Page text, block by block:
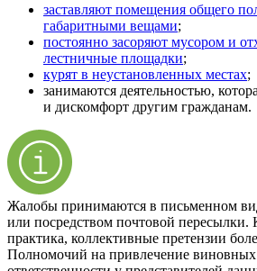
заставляют помещения общего
габаритными вещами;
постоянно засоряют мусором и
лестничные площадки;
курят в неустановленных местах;
занимаются деятельностью,
и дискомфорт другим гражданам.
Жалобы принимаются в письменном
или посредством почтовой пересылки.
практика, коллективные претензии
Полномочий на привлечение